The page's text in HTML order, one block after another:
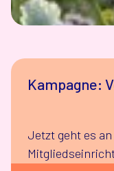
Kampagne:
Jetzt geht es